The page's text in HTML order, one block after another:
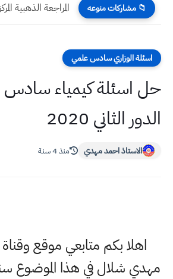
📁 مشاركات منوعه
اسئلة الوزاري سادس علمي
حل اسئلة كيمياء سادس
الدور الثاني 2020
الاستاذ احمد مهدي منذ 4 سنة
اهلا بكم متابعي موقع
مهدي شلال في هذا الموضوع